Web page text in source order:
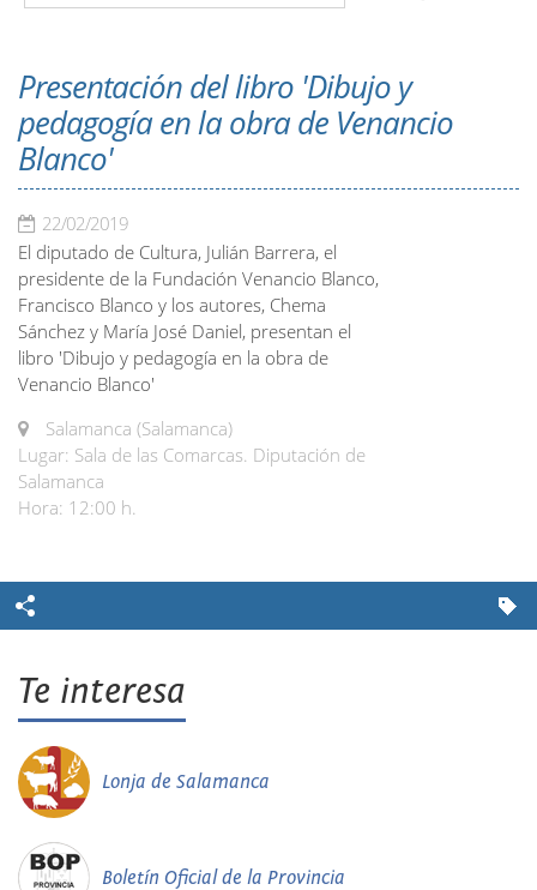
Presentación del libro 'Dibujo y
pedagogía en la obra de Venancio
Blanco'
22/02/2019
El diputado de Cultura, Julián Barrera, el
presidente de la Fundación Venancio Blanco,
Francisco Blanco y los autores, Chema
Sánchez y María José Daniel, presentan el
libro 'Dibujo y pedagogía en la obra de
Venancio Blanco'
Salamanca (Salamanca)
Lugar: Sala de las Comarcas. Diputación de
Salamanca
Hora: 12:00 h.
Te interesa
Lonja de Salamanca
Boletín Oficial de la Provincia